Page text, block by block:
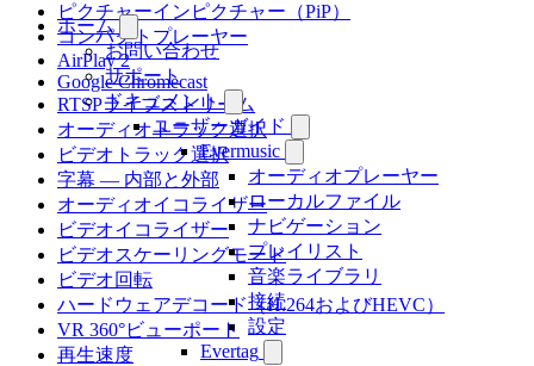
ホーム
お問い合わせ
サポート
ドキュメント
ユーザーガイド
Evermusic
オーディオプレーヤー
ローカルファイル
ナビゲーション
プレイリスト
音楽ライブラリ
接続
設定
Evertag
ピクチャーインピクチャー（PiP）
コンパクトプレーヤー
AirPlay 2
Google Chromecast
RTSPライブストリーム
オーディオトラック選択
ビデオトラック選択
字幕 — 内部と外部
オーディオイコライザー
ビデオイコライザー
ビデオスケーリングモード
ビデオ回転
ハードウェアデコード（H.264およびHEVC）
VR 360°ビューポート
再生速度